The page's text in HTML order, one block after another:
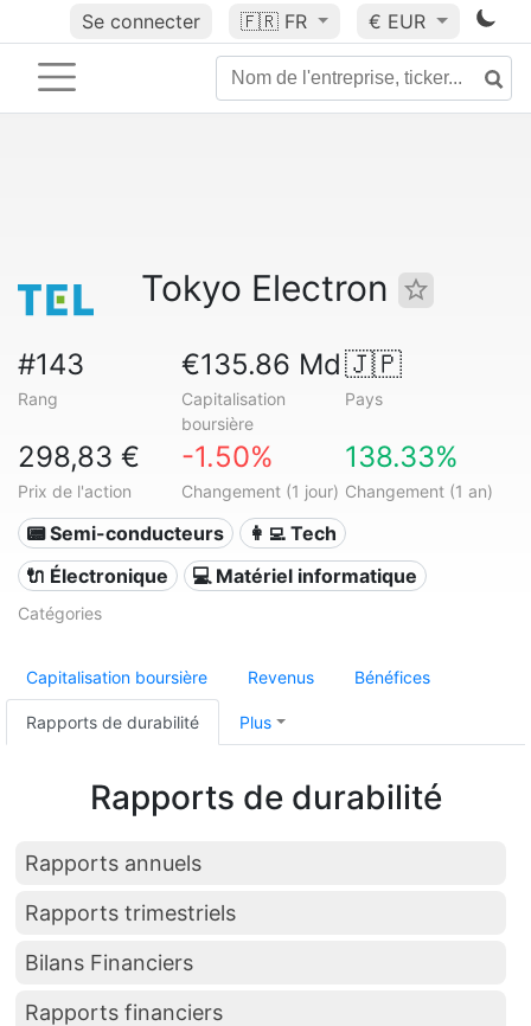
Se connecter 🇫🇷 FR € EUR
Tokyo Electron
#143
Rang
€135.86 Md
Capitalisation
boursière
🇯🇵
Pays
298,83 €
Prix de l'action
-1.50%
Changement (1 jour)
138.33%
Changement (1 an)
📟 Semi-conducteurs
👩‍💻 Tech
🔌 Électronique
💻 Matériel informatique
Catégories
Capitalisation boursière Revenus Bénéfices
Rapports de durabilité Plus
Rapports de durabilité
Rapports annuels
Rapports trimestriels
Bilans Financiers
Rapports financiers